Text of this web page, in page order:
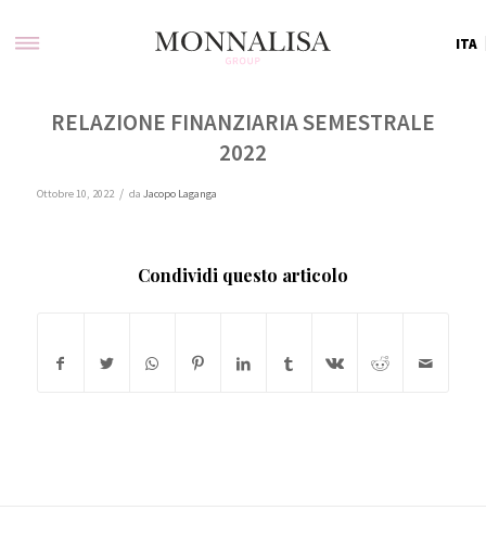
ITA
RELAZIONE FINANZIARIA SEMESTRALE
2022
Ottobre 10, 2022 / da Jacopo Laganga
Condividi questo articolo